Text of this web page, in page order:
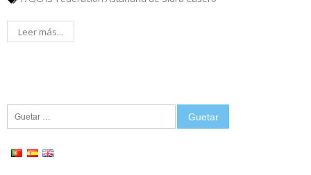
Leer más...